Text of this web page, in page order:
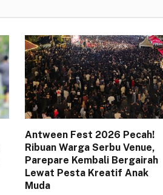
Antween Fest 2026 Pecah!
Ribuan Warga Serbu Venue,
Parepare Kembali Bergairah
Lewat Pesta Kreatif Anak
Muda